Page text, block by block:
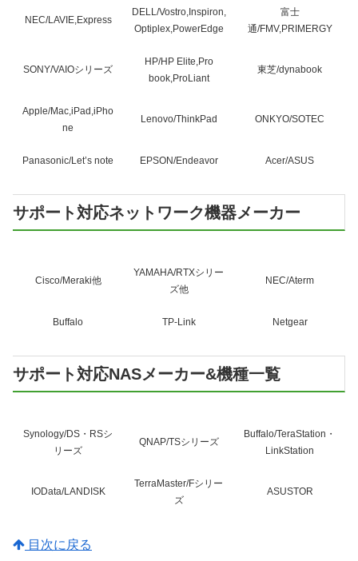
NEC/LAVIE,Express
DELL/Vostro,Inspiron,
Optiplex,PowerEdge
富士
通/FMV,PRIMERGY
SONY/VAIOシリーズ
HP/HP Elite,Pro
book,ProLiant
東芝/dynabook
Apple/Mac,iPad,iPho
ne
Lenovo/ThinkPad ONKYO/SOTEC
Panasonic/Let’s note EPSON/Endeavor Acer/ASUS
サポート対応ネットワーク機器メーカー
Cisco/Meraki他
YAMAHA/RTXシリー
ズ他
NEC/Aterm
Buffalo TP-Link Netgear
サポート対応NASメーカー&機種一覧
Synology/DS・RSシ
リーズ
QNAP/TSシリーズ
Buffalo/TeraStation・
LinkStation
IOData/LANDISK
TerraMaster/Fシリー
ズ
ASUSTOR
目次に戻る